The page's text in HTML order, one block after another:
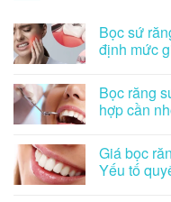
Bọc sứ
định mức
Bọc răng
hợp cần
Giá bọc
Yếu tố